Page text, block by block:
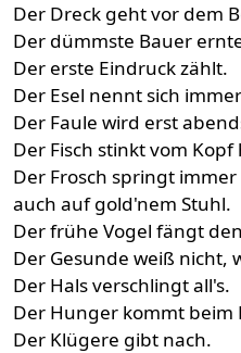
Der Dreck geht vor dem
Der dümmste Bauer
Der erste Eindruck zählt.
Der Esel nennt sich
Der Faule wird erst
Der Fisch stinkt vom Kopf
Der Frosch springt
auch auf gold'nem Stuhl.
Der frühe Vogel fängt
Der Gesunde weiß nicht,
Der Hals verschlingt all's.
Der Hunger kommt beim
Der Klügere gibt nach.